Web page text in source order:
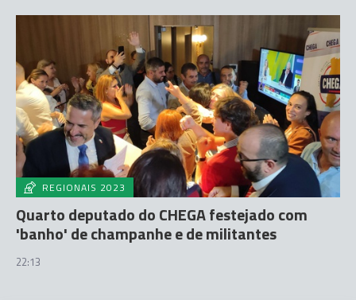
REGIONAIS 2023
Quarto deputado do CHEGA festejado com
'banho' de champanhe e de militantes
22:13